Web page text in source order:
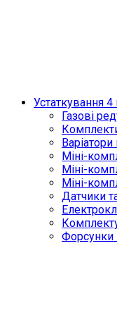
Устаткування 4
Газові
Міні-
Міні-
Міні-
Датчики